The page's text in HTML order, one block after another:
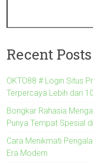
Recent Posts
OKTO88 # Login Situs
Terpercaya Lebih dari
Bongkar Rahasia
Punya Tempat Spesial
Cara Menikmati
Era Modern